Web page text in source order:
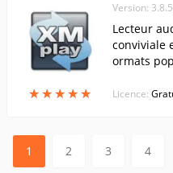
★★★★★
★★★★★
Version:
Lecteur
conviviale
ormats
Licence:
1 2 3 4